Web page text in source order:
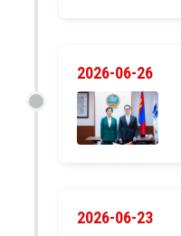
2026-06-26
2026-06-23